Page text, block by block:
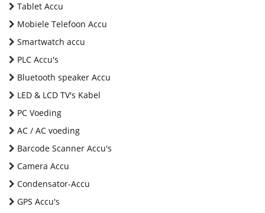
Tablet Accu
Mobiele Telefoon Accu
Smartwatch accu
PLC Accu's
Bluetooth speaker Accu
LED & LCD TV's Kabel
PC Voeding
AC / AC voeding
Barcode Scanner Accu's
Camera Accu
Condensator-Accu
GPS Accu's